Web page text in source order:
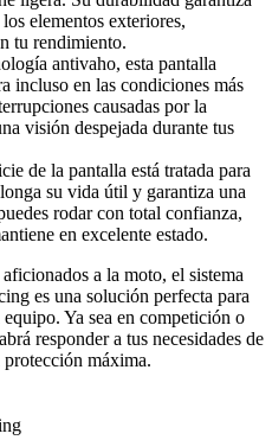
elementos exteriores,
tu rendimiento.
antivaho, esta pantalla
incluso en las condiciones más
causadas por la
visión despejada durante tus
de la pantalla está tratada para
su vida útil y garantiza una
rodar con total confianza,
en excelente estado.
a la moto, el sistema
es una solución perfecta para
Ya sea en competición o
responder a tus necesidades de
protección máxima.